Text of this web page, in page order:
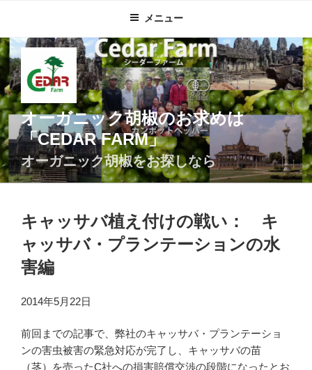
テ
ン
ツ
へ
ス
キ
ッ
プ
オーガニック胡椒のお求めは
「CEDAR FARM」
オーガニック胡椒をお探しなら
メニュー
キャッサバ植え付けの戦い： キ
ャッサバ・プランテーションの水
害編
2014年5月22日
前回までの記事で、弊社のキャッサバ・プランテーショ
ンの害虫被害の緊急対応が完了し、キャッサバの苗
（茎）を売ったC社への損害賠償交渉の段階になったとお